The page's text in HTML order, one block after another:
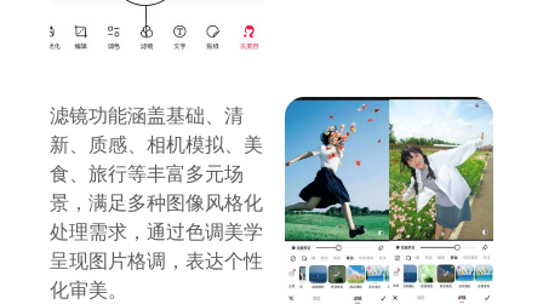
滤镜功能涵盖基础、清
新、质感、相机模拟、美
食、旅行等丰富多元场
景，满足多种图像风格化
处理需求，通过色调美学
呈现图片格调，表达个性
化审美。